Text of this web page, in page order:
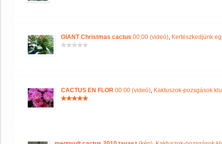
GIANT Christmas cactus 00:00 (videó), Kertészkedjünk
CACTUS EN FLOR 00:00 (videó), Kaktuszok-pozsgások